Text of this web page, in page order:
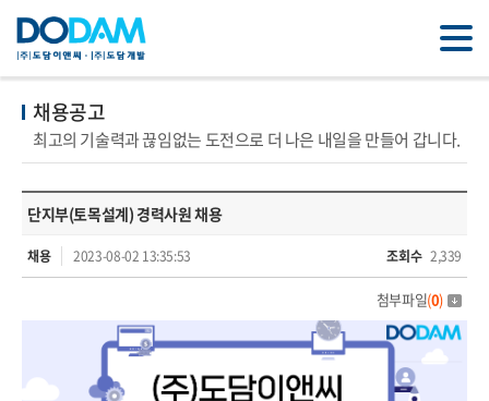
채용공고
최고의 기술력과 끊임없는 도전으로 더 나은 내일을 만들어 갑니다.
단지부(토목설계) 경력사원 채용
채용 2023-08-02 13:35:53 조회수 2,339
첨부파일(0)